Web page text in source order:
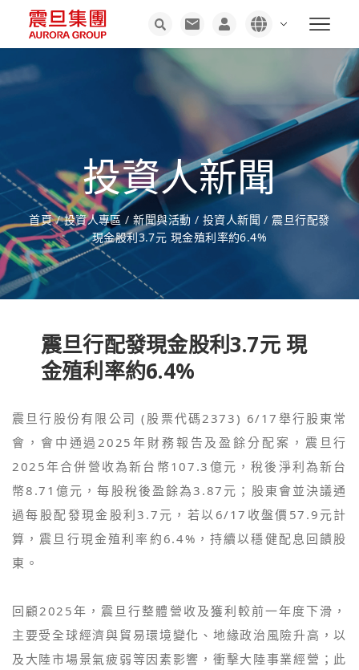
投資人新聞
首頁/投資人專區/ 新聞與活動 / 投資人新聞/ 震旦行配發
現金股利3.7元 現金殖利率約6.4%
震旦行配發現金股利3.7元 現
金殖利率約6.4%
震旦行股份有限公司 (股票代碼2373) 6/17舉行股東常
會，會中通過2025年財務報告及盈餘分配案，震旦行
2025年合併營收為新台幣107.3億元，稅後淨利為新台
幣8.71億元，每股稅後盈餘為3.87元；股東會並決議通
過每股配發現金股利3.7元，若以6/17收盤價57.9元計
算，震旦行現金殖利率約6.4%，持續以穩健配息回饋股
東。
回顧2025年，震旦行整體營收及獲利較前一年度下滑，
主要受全球經濟與貿易環境變化、地緣政治風險升高，以
及大陸市場景氣疲弱等因素影響，衝擊大陸事業經營；此